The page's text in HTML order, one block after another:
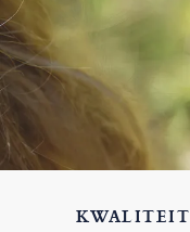
KWALITEIT